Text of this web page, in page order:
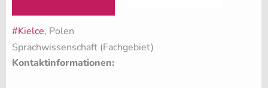
#Kielce, Polen
Sprachwissenschaft (Fachgebiet)
Kontaktinformationen: